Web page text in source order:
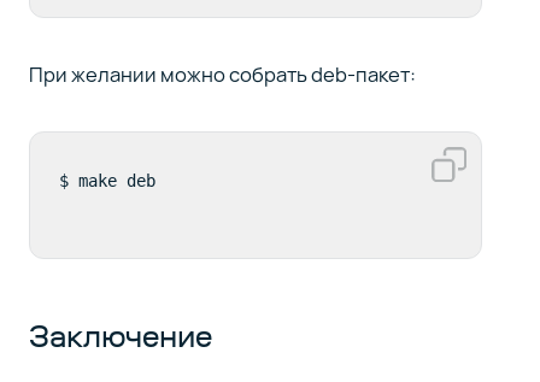
При желании можно собрать deb-пакет:
$ make deb
Заключение